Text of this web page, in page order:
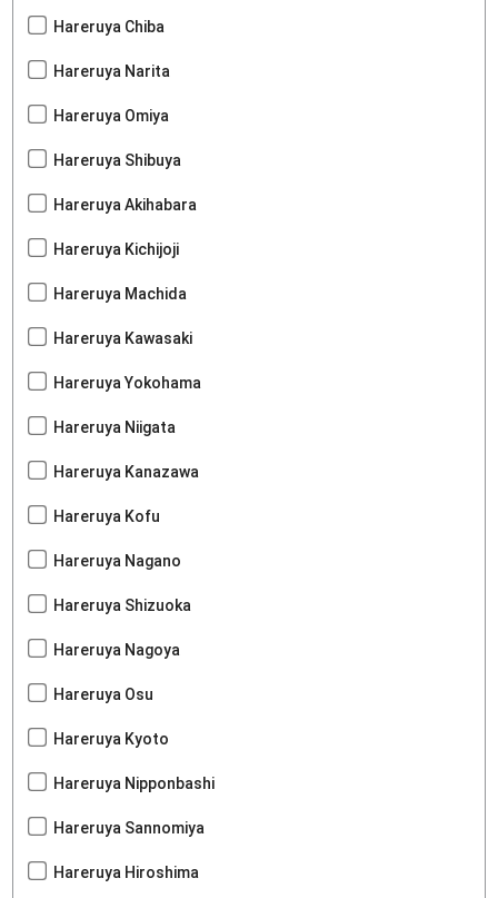
Hareruya Chiba
Hareruya Narita
Hareruya Omiya
Hareruya Shibuya
Hareruya Akihabara
Hareruya Kichijoji
Hareruya Machida
Hareruya Kawasaki
Hareruya Yokohama
Hareruya Niigata
Hareruya Kanazawa
Hareruya Kofu
Hareruya Nagano
Hareruya Shizuoka
Hareruya Nagoya
Hareruya Osu
Hareruya Kyoto
Hareruya Nipponbashi
Hareruya Sannomiya
Hareruya Hiroshima